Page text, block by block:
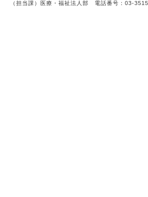
（担当課）医療・福祉法人部 電話番号：03-